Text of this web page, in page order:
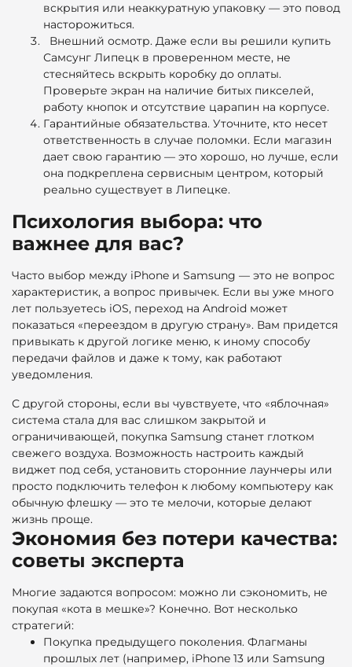
вскрытия или неаккуратную упаковку — это повод
насторожиться.
Внешний осмотр. Даже если вы решили купить
Самсунг Липецк в проверенном месте, не
стесняйтесь вскрыть коробку до оплаты.
Проверьте экран на наличие битых пикселей,
работу кнопок и отсутствие царапин на корпусе.
Гарантийные обязательства. Уточните, кто несет
ответственность в случае поломки. Если магазин
дает свою гарантию — это хорошо, но лучше, если
она подкреплена сервисным центром, который
реально существует в Липецке.
Психология выбора: что
важнее для вас?
Часто выбор между iPhone и Samsung — это не вопрос
характеристик, а вопрос привычек. Если вы уже много
лет пользуетесь iOS, переход на Android может
показаться «переездом в другую страну». Вам придется
привыкать к другой логике меню, к иному способу
передачи файлов и даже к тому, как работают
уведомления.
С другой стороны, если вы чувствуете, что «яблочная»
система стала для вас слишком закрытой и
ограничивающей, покупка Samsung станет глотком
свежего воздуха. Возможность настроить каждый
виджет под себя, установить сторонние лаунчеры или
просто подключить телефон к любому компьютеру как
обычную флешку — это те мелочи, которые делают
жизнь проще.
Экономия без потери качества:
советы эксперта
Многие задаются вопросом: можно ли сэкономить, не
покупая «кота в мешке»? Конечно. Вот несколько
стратегий:
Покупка предыдущего поколения. Флагманы
прошлых лет (например, iPhone 13 или Samsung